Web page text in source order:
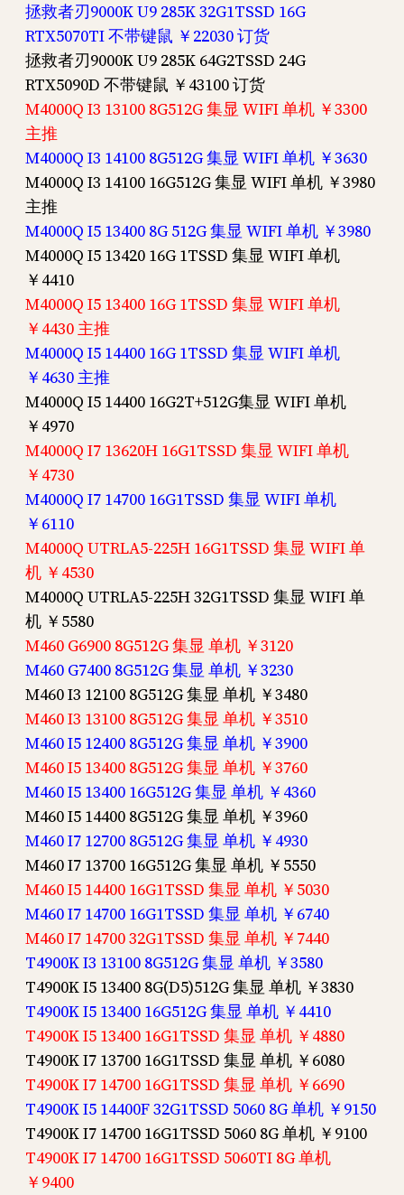
拯救者刃9000K U9 285K 32G1TSSD 16G
RTX5070TI 不带键鼠 ￥22030 订货
拯救者刃9000K U9 285K 64G2TSSD 24G
RTX5090D 不带键鼠 ￥43100 订货
M4000Q I3 13100 8G512G 集显 WIFI 单机 ￥3300
主推
M4000Q I3 14100 8G512G 集显 WIFI 单机 ￥3630
M4000Q I3 14100 16G512G 集显 WIFI 单机 ￥3980
主推
M4000Q I5 13400 8G 512G 集显 WIFI 单机 ￥3980
M4000Q I5 13420 16G 1TSSD 集显 WIFI 单机
￥4410
M4000Q I5 13400 16G 1TSSD 集显 WIFI 单机
￥4430 主推
M4000Q I5 14400 16G 1TSSD 集显 WIFI 单机
￥4630 主推
M4000Q I5 14400 16G2T+512G集显 WIFI 单机
￥4970
M4000Q I7 13620H 16G1TSSD 集显 WIFI 单机
￥4730
M4000Q I7 14700 16G1TSSD 集显 WIFI 单机
￥6110
M4000Q UTRLA5-225H 16G1TSSD 集显 WIFI 单
机 ￥4530
M4000Q UTRLA5-225H 32G1TSSD 集显 WIFI 单
机 ￥5580
M460 G6900 8G512G 集显 单机 ￥3120
M460 G7400 8G512G 集显 单机 ￥3230
M460 I3 12100 8G512G 集显 单机 ￥3480
M460 I3 13100 8G512G 集显 单机 ￥3510
M460 I5 12400 8G512G 集显 单机 ￥3900
M460 I5 13400 8G512G 集显 单机 ￥3760
M460 I5 13400 16G512G 集显 单机 ￥4360
M460 I5 14400 8G512G 集显 单机 ￥3960
M460 I7 12700 8G512G 集显 单机 ￥4930
M460 I7 13700 16G512G 集显 单机 ￥5550
M460 I5 14400 16G1TSSD 集显 单机 ￥5030
M460 I7 14700 16G1TSSD 集显 单机 ￥6740
M460 I7 14700 32G1TSSD 集显 单机 ￥7440
T4900K I3 13100 8G512G 集显 单机 ￥3580
T4900K I5 13400 8G(D5)512G 集显 单机 ￥3830
T4900K I5 13400 16G512G 集显 单机 ￥4410
T4900K I5 13400 16G1TSSD 集显 单机 ￥4880
T4900K I7 13700 16G1TSSD 集显 单机 ￥6080
T4900K I7 14700 16G1TSSD 集显 单机 ￥6690
T4900K I5 14400F 32G1TSSD 5060 8G 单机 ￥9150
T4900K I7 14700 16G1TSSD 5060 8G 单机 ￥9100
T4900K I7 14700 16G1TSSD 5060TI 8G 单机
￥9400